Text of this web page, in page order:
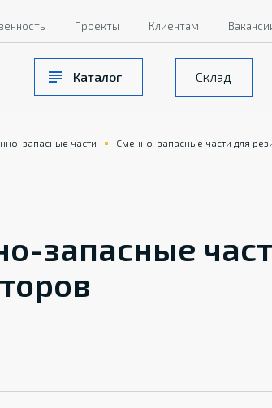
Каталог Склад
Проекты Клиентам
запасные части Сменно-запасные части для
запасные